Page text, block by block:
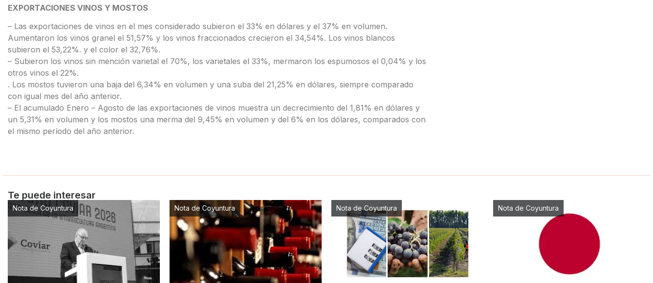
EXPORTACIONES VINOS Y MOSTOS
– Las exportaciones de vinos en el mes considerado subieron el 33% en dólares y el 37% en volumen.
Aumentaron los vinos granel el 51,57% y los vinos fraccionados crecieron el 34,54%. Los vinos blancos
subieron el 53,22%. y el color el 32,76%.
– Subieron los vinos sin mención varietal el 70%, los varietales el 33%, mermaron los espumosos el 0,04% y los
otros vinos el 22%.
. Los mostos tuvieron una baja del 6,34% en volumen y una suba del 21,25% en dólares, siempre comparado
con igual mes del año anterior.
– El acumulado Enero – Agosto de las exportaciones de vinos muestra un decrecimiento del 1,81% en dólares y
un 5,31% en volumen y los mostos una merma del 9,45% en volumen y del 6% en los dólares, comparados con
el mismo período del año anterior.
Te puede interesar
Nota de Coyuntura Nota de Coyuntura Nota de Coyuntura Nota de Coyuntura